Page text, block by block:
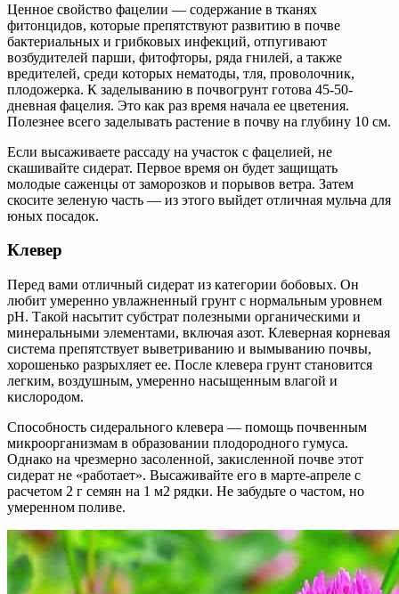
Ценное свойство фацелии — содержание в тканях
фитонцидов, которые препятствуют развитию в почве
бактериальных и грибковых инфекций, отпугивают
возбудителей парши, фитофторы, ряда гнилей, а также
вредителей, среди которых нематоды, тля, проволочник,
плодожерка. К заделыванию в почвогрунт готова 45-50-
дневная фацелия. Это как раз время начала ее цветения.
Полезнее всего заделывать растение в почву на глубину 10 см.
Если высаживаете рассаду на участок с фацелией, не
скашивайте сидерат. Первое время он будет защищать
молодые саженцы от заморозков и порывов ветра. Затем
скосите зеленую часть — из этого выйдет отличная мульча для
юных посадок.
Клевер
Перед вами отличный сидерат из категории бобовых. Он
любит умеренно увлажненный грунт с нормальным уровнем
рН. Такой насытит субстрат полезными органическими и
минеральными элементами, включая азот. Клеверная корневая
система препятствует выветриванию и вымыванию почвы,
хорошенько разрыхляет ее. После клевера грунт становится
легким, воздушным, умеренно насыщенным влагой и
кислородом.
Способность сидерального клевера — помощь почвенным
микроорганизмам в образовании плодородного гумуса.
Однако на чрезмерно засоленной, закисленной почве этот
сидерат не «работает». Высаживайте его в марте-апреле с
расчетом 2 г семян на 1 м2 рядки. Не забудьте о частом, но
умеренном поливе.